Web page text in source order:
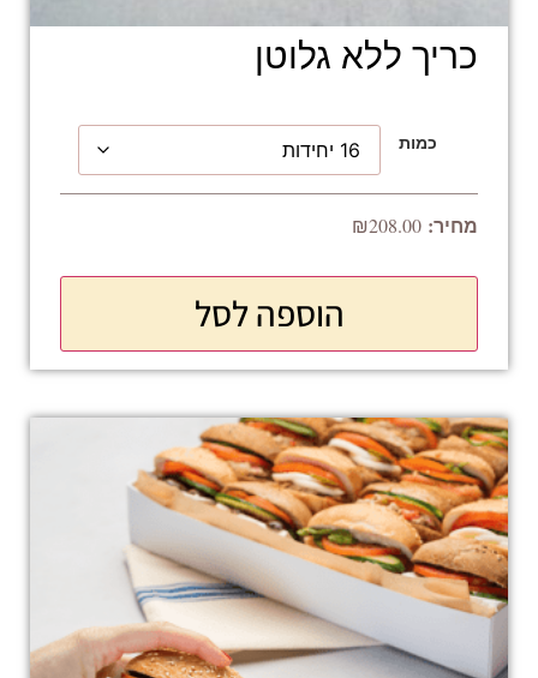
כריך ללא גלוטן
כמות
₪208.00
הוספה לסל